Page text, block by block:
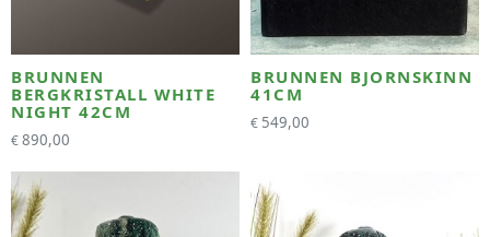
BRUNNEN
BERGKRISTALL WHITE
NIGHT 42CM
€890,00
BRUNNEN BJORNSKINN
41CM
€ 549,00